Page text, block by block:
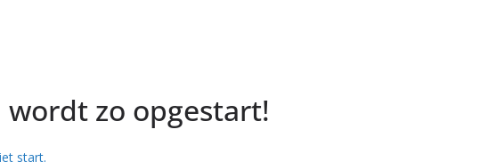
zo opgestart!
start.